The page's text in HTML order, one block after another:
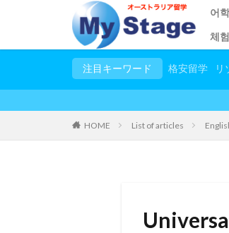
어
영
체
인
無
大
ボ
ホ
マ
그
オ
注目キーワード 格安留学 リ
HOME List of articles